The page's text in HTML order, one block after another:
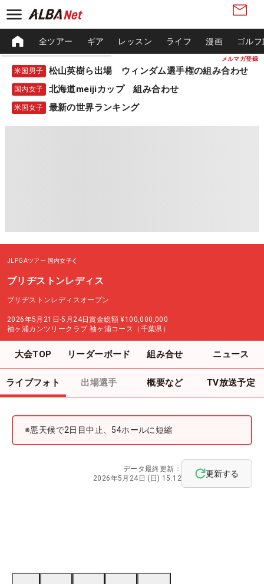
メルマガ登録
全ツアー ギア レッスン ライフ 漫画 ゴル
米国男子 松山英樹ら出場 ウィンダム選手権の組み合わせ
国内女子 北海道meijiカップ 組み合わせ
米国女子 最新の世界ランキング
JLPGAツアー 国内女子
ブリヂストンレディス
ブリヂストンレディスオープン
2026年5月21日-5月24日賞金総額 ¥100,000,000
袖ヶ浦カンツリークラブ 袖ヶ浦コース（千葉県）
大会TOP リーダーボード 組み合せ ニュース
ライブフォト 出場選手 概要など TV放送予定
※悪天候で2日目中止、54ホールに短縮
データ最終更新：
2026年5月24日 (日) 15:12
更新する